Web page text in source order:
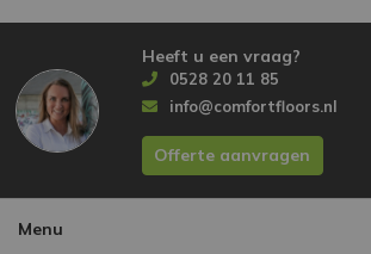
Heeft u een vraag?
0528 20 11 85
info@comfortfloors.nl
Offerte aanvragen
Menu